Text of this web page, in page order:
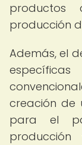
productos
producción
Además, el
creación de
para el